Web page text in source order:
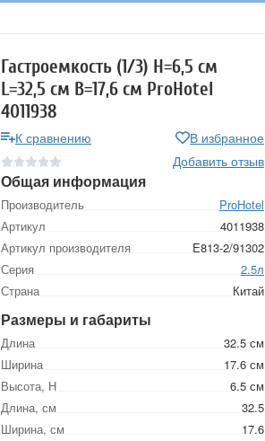
Гастроемкость (1/3) H=6,5 см
L=32,5 см B=17,6 см ProHotel
4011938
К сравнению
В избранное
Добавить отзыв
Общая информация
Производитель
ProHotel
Артикул
4011938
Артикул производителя
E813-2/91302
Серия
2.5л
Страна
Китай
Размеры и габариты
Длина
32.5 см
Ширина
17.6 см
Высота, Н
6.5 см
Длина, см
32.5
Ширина, см
17.6